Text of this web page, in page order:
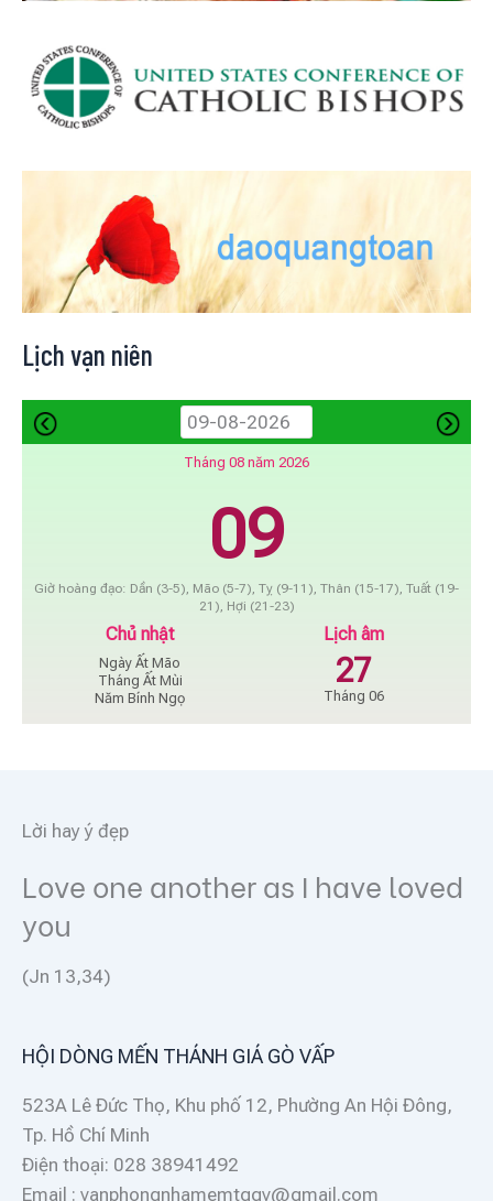
Lịch vạn niên
Tháng 08 năm 2026
09
Giờ hoàng đạo: Dần (3-5), Mão (5-7), Tỵ (9-11), Thân (15-17), Tuất (19-
21), Hợi (21-23)
Chủ nhật
Ngày Ất Mão
Tháng Ất Mùi
Năm Bính Ngọ
Lịch âm
27
Tháng 06
Lời hay ý đẹp
Love one another as I have loved
you
(Jn 13,34)
HỘI DÒNG MẾN THÁNH GIÁ GÒ VẤP
523A Lê Đức Thọ, Khu phố 12, Phường An Hội Đông,
Tp. Hồ Chí Minh
Điện thoại: 028 38941492
Email : vanphongnhamemtggv@gmail.com